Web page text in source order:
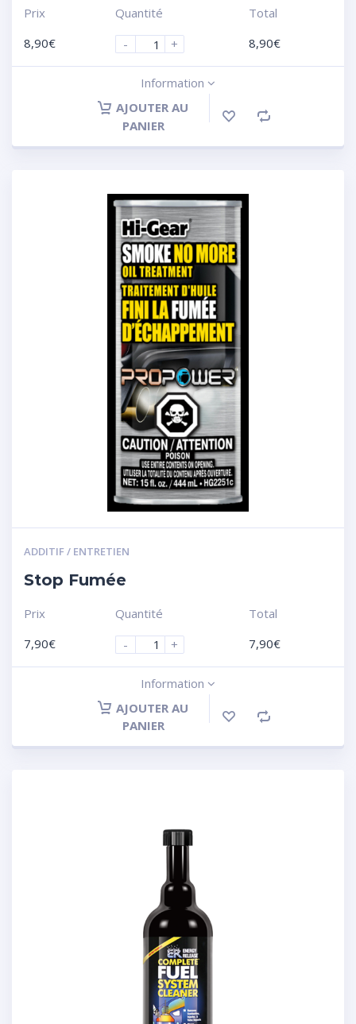
Prix
8,90€
Quantité
-
+
Total
8,90€
Information
AJOUTER AU
PANIER
ADDITIF / ENTRETIEN
Stop Fumée
Prix
7,90€
Quantité
-
+
Total
7,90€
Information
AJOUTER AU
PANIER